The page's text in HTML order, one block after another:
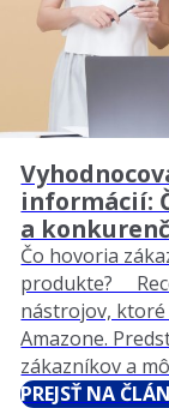
informácií:
a
Čo hovoria
produkte?
nástrojov,
Amazone.
zákazníkov a
tom, čo
PREJSŤ NA